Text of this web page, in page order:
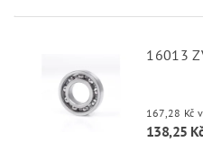
16013
138,25